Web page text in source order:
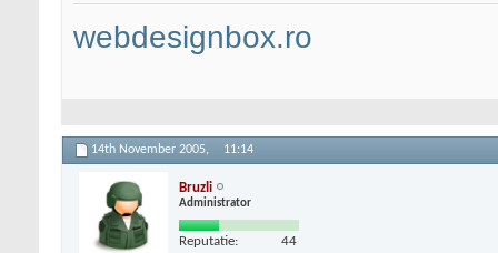
webdesignbox.ro
14th November 2005, 11:14
Bruzli
Administrator
Reputatie: 44